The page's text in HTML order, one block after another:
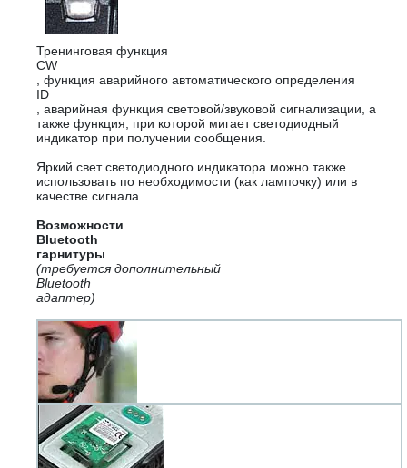
Тренинговая функция
CW
, функция аварийного автоматического определения
ID
, аварийная функция световой/звуковой сигнализации, а
также функция, при которой мигает светодиодный
индикатор при получении сообщения.
Яркий свет светодиодного индикатора можно также
использовать по необходимости (как лампочку) или в
качестве сигнала.
Возможности
Bluetooth
гарнитуры
(требуется дополнительный
Bluetooth
адаптер)